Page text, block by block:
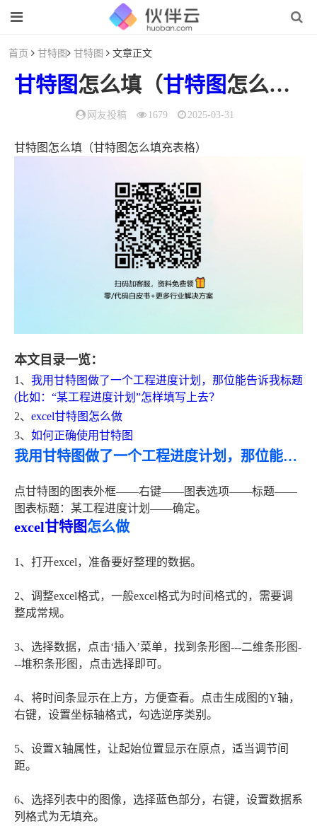
首页 甘特图 甘特图 文章正文
甘特图怎么填（甘特图怎么填充表格）
网友投稿 1679 2025-03-31
甘特图怎么填（甘特图怎么填充表格）
本文目录一览：
1、 我用甘特图做了一个工程进度计划，那位能告诉我标题
(比如：“某工程进度计划”怎样填写上去？
2、 excel甘特图怎么做
3、 如何正确使用甘特图
我用甘特图做了一个工程进度计划，那位能告诉我标题(比如：“某工程进度计划”怎样填写上去？
点甘特图的图表外框——右键——图表选项——标题——
图表标题：某工程进度计划——确定。
excel甘特图怎么做
1、打开excel，准备要好整理的数据。
2、调整excel格式，一般excel格式为时间格式的，需要调
整成常规。
3、选择数据，点击‘插入’菜单，找到条形图---二维条形图-
--堆积条形图，点击选择即可。
4、将时间条显示在上方，方便查看。点击生成图的Y轴，
右键，设置坐标轴格式，勾选逆序类别。
5、设置X轴属性，让起始位置显示在原点，适当调节间
距。
6、选择列表中的图像，选择蓝色部分，右键，设置数据系
列格式为无填充。